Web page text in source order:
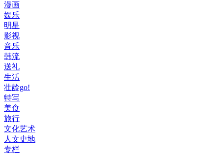
漫画
娱乐
明星
影视
音乐
韩流
送礼
生活
壮龄go!
特写
美食
旅行
文化艺术
人文史地
专栏